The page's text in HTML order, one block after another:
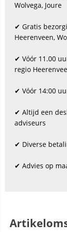
Wolvega, Joure
✔ Gratis
Heerenveen,
✔ Vóór 11.00
regio
✔ Vóór 14:00
✔ Altijd een
adviseurs
✔ Diverse
✔ Advies op